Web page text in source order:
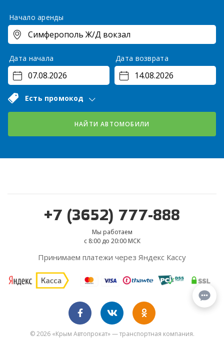
Начало аренды
Дата начала Дата возврата
Есть промокод
НАЙТИ АВТОМОБИЛИ
+7 (3652) 777-888
Мы работаем
с 8:00 до 20:00 МСК
Принимаем платежи через Яндекс Кассу
© 2026 «Крым Автопрокат» — транспортная компания.